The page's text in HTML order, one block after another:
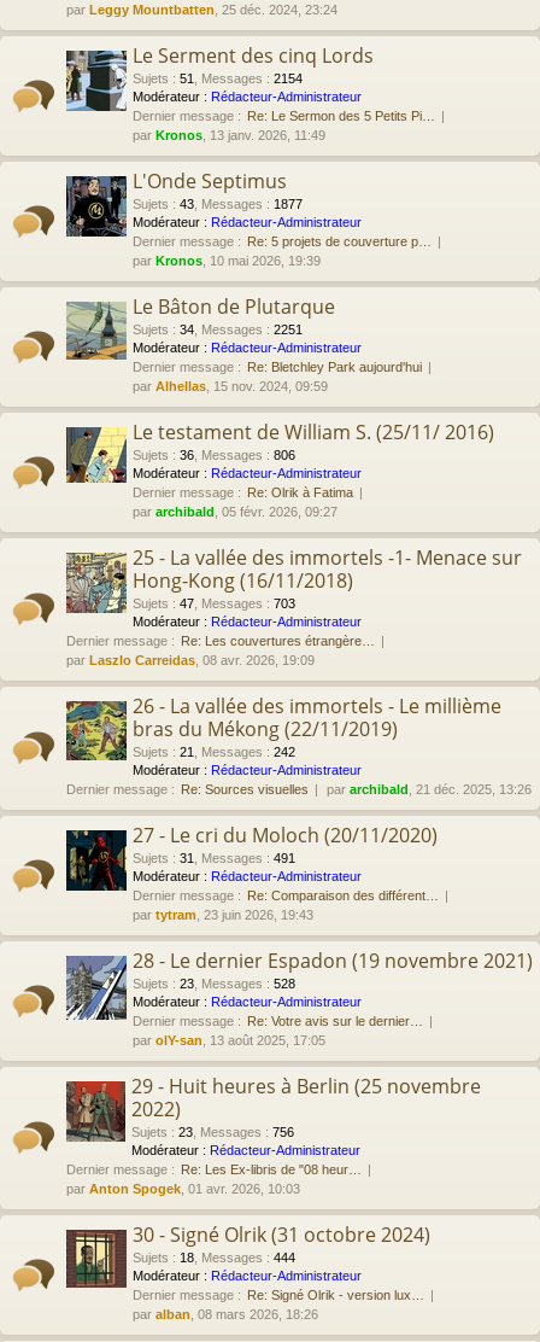
par Leggy Mountbatten , 25 déc. 2024, 23:24
Le Serment des cinq Lords
Sujets : 51 Messages : 2154
Modérateur : Rédacteur-Administrateur
Dernier message : Re: Le Sermon des 5 Petits Pi…
par Kronos , 13 janv. 2026, 11:49
L'Onde Septimus
Sujets : 43 Messages : 1877
Modérateur : Rédacteur-Administrateur
Dernier message : Re: 5 projets de couverture p…
par Kronos , 10 mai 2026, 19:39
Le Bâton de Plutarque
Sujets : 34 Messages : 2251
Modérateur : Rédacteur-Administrateur
Dernier message : Re: Bletchley Park aujourd'hui
par Alhellas , 15 nov. 2024, 09:59
Le testament de William S. (25/11/ 2016)
Sujets : 36 Messages : 806
Modérateur : Rédacteur-Administrateur
Dernier message : Re: Olrik à Fatima
par archibald , 05 févr. 2026, 09:27
25 - La vallée des immortels -1- Menace sur
Hong-Kong (16/11/2018)
Sujets : 47 Messages : 703
Modérateur : Rédacteur-Administrateur
Dernier message : Re: Les couvertures étrangère…
par Laszlo Carreidas , 08 avr. 2026, 19:09
26 - La vallée des immortels - Le millième
bras du Mékong (22/11/2019)
Sujets : 21 Messages : 242
Modérateur : Rédacteur-Administrateur
Dernier message : Re: Sources visuelles par archibald , 21 déc. 2025, 13:26
27 - Le cri du Moloch (20/11/2020)
Sujets : 31 Messages : 491
Modérateur : Rédacteur-Administrateur
Dernier message : Re: Comparaison des différent…
par tytram , 23 juin 2026, 19:43
28 - Le dernier Espadon (19 novembre 2021)
Sujets : 23 Messages : 528
Modérateur : Rédacteur-Administrateur
Dernier message : Re: Votre avis sur le dernier…
par olY-san , 13 août 2025, 17:05
29 - Huit heures à Berlin (25 novembre
2022)
Sujets : 23 Messages : 756
Modérateur : Rédacteur-Administrateur
Dernier message : Re: Les Ex-libris de "08 heur…
par Anton Spogek , 01 avr. 2026, 10:03
30 - Signé Olrik (31 octobre 2024)
Sujets : 18 Messages : 444
Modérateur : Rédacteur-Administrateur
Dernier message : Re: Signé Olrik - version lux…
par alban , 08 mars 2026, 18:26